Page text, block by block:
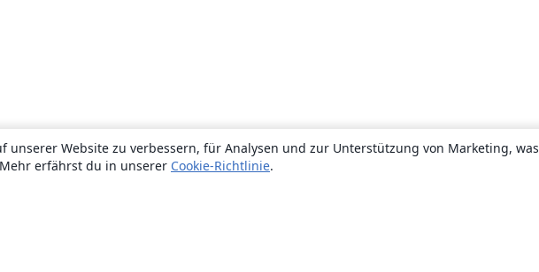
unserer Website zu verbessern, für Analysen und zur Unterstützung von Marketing, was
erfährst du in unserer Cookie-Richtlinie.